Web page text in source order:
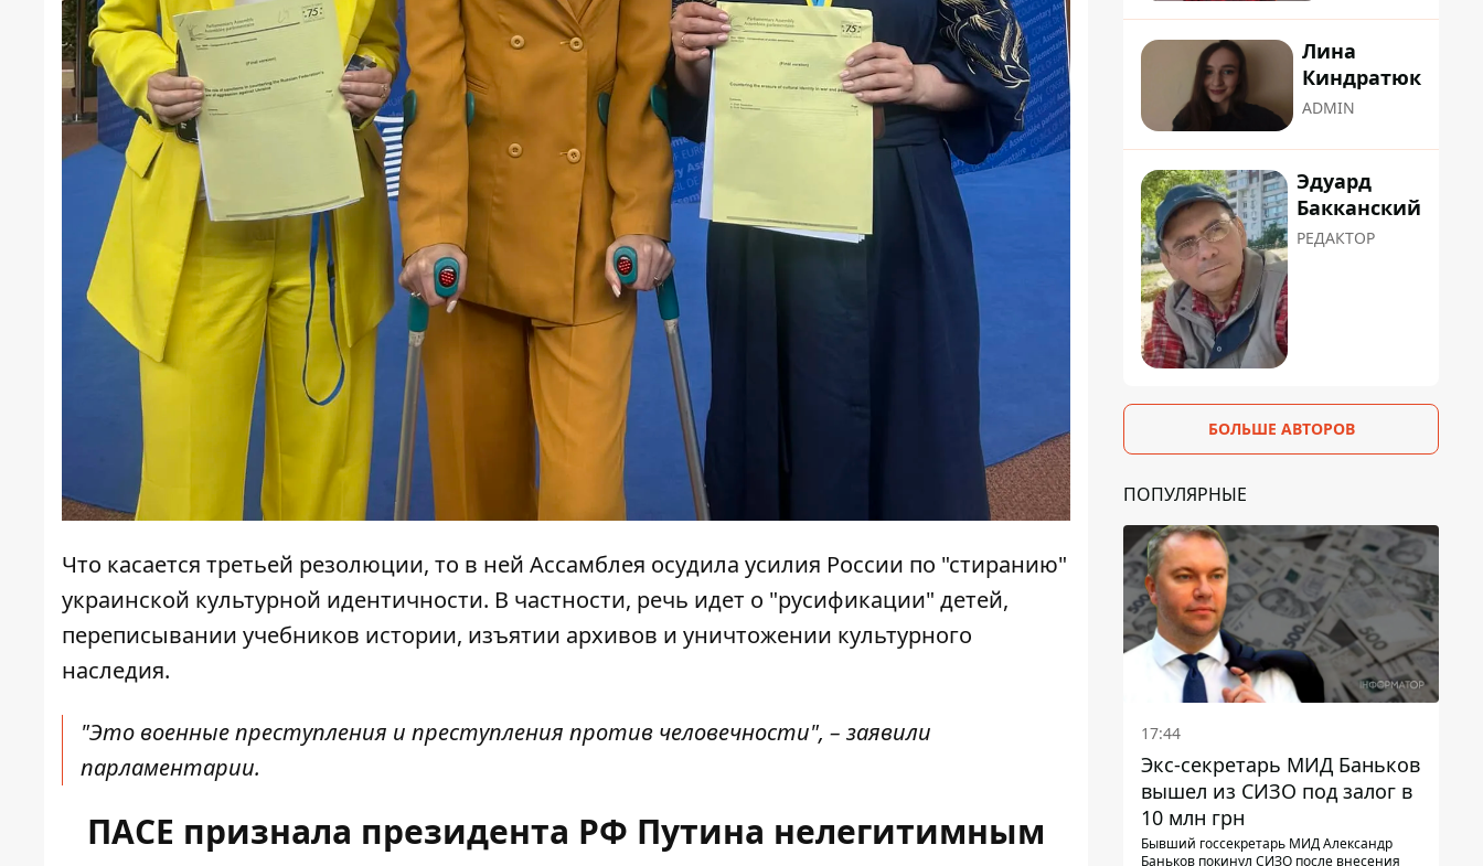
Что касается третьей резолюции, то в ней Ассамблея осудила усилия России по "стиранию"
украинской культурной идентичности. В частности, речь идет о "русификации" детей,
переписывании учебников истории, изъятии архивов и уничтожении культурного
наследия.
"Это военные преступления и преступления против человечности", – заявили
парламентарии.
ПАСЕ признала президента РФ Путина нелегитимным
Лина
Киндратюк
ADMIN
Эдуард
Бакканский
РЕДАКТОР
БОЛЬШЕ АВТОРОВ
ПОПУЛЯРНЫЕ
17:44
Экс-секретарь МИД Баньков
вышел из СИЗО под залог в
10 млн грн
Бывший госсекретарь МИД Александр
Баньков покинул СИЗО после внесения